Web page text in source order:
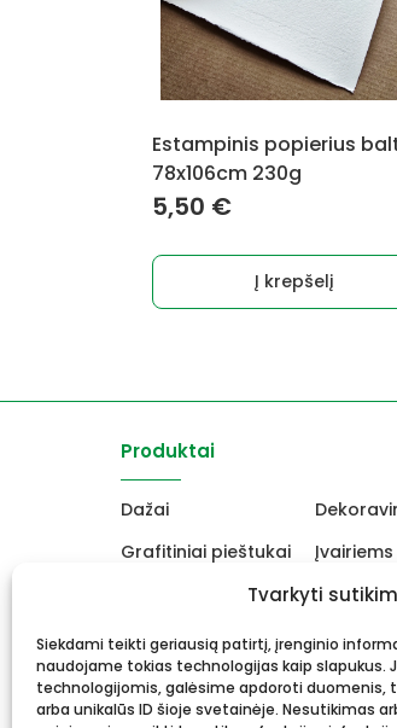
Tvarkyti
Siekdami teikti geriausią patirtį, įrenginio
naudojame tokias technologijas kaip slapukus.
technologijomis, galėsime apdoroti duomenis,
arba unikalūs ID šioje svetainėje. Nesutikimas
Estampinis popierius
78x106cm 230g
5,50 €
Į krepšelį
Produktai
Dažai
Grafitiniai pieštukai
Drobės, porėmiai
Rėmai ir rėminimas